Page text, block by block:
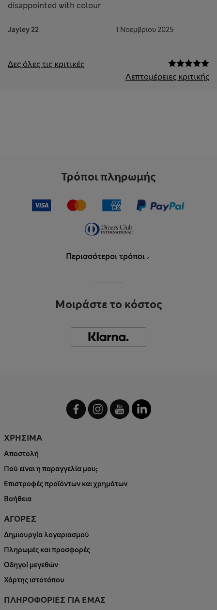
disappointed with colour
Jayley 22 1 Νοεμβρίου 2025
Δες όλες τις κριτικές
Λεπτομέρειες κριτικής
Τρόποι πληρωμής
Περισσότεροι τρόποι
Μοιράστε το κόστος
ΧΡΗΣΙΜΑ
Αποστολή
Πού είναι η παραγγελία μου;
Επιστροφές προϊόντων και χρημάτων
Βοήθεια
ΑΓΟΡΕΣ
Δημιουργία λογαριασμού
Πληρωμές και προσφορές
Οδηγοί μεγεθών
Χάρτης ιστοτόπου
ΠΛΗΡΟΦΟΡΙΕΣ ΓΙΑ ΕΜΑΣ